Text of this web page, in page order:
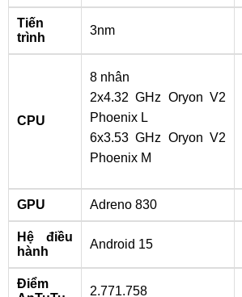
Tiến
trình
3nm
CPU
8 nhân
2x4.32 GHz Oryon V2
Phoenix L
6x3.53 GHz Oryon V2
Phoenix M
GPU Adreno 830
Hệ điều
hành
Android 15
Điểm
2.771.758